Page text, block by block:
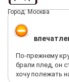
сказали что он
высказывать
стоит как
Итог - мебель
работает и
Город: Москва
По-прежнему
брали плед, он
хочу полежать